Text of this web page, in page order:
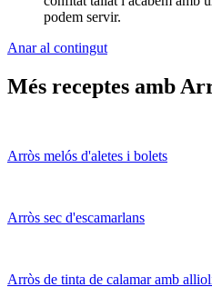
podem servir.
Anar al contingut
Més receptes amb
Arròs melós d'aletes i bolets
Arròs sec d'escamarlans
Arròs de tinta de calamar amb